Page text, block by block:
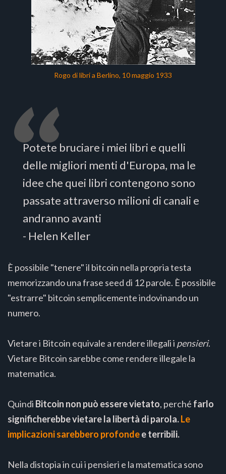
Rogo di libri a Berlino, 10 maggio 1933
Potete bruciare i miei libri e quelli
delle migliori menti d'Europa, ma le
idee che quei libri contengono sono
passate attraverso milioni di canali e
andranno avanti
- Helen Keller
È possibile "tenere" il bitcoin nella propria testa
memorizzando una frase seed di 12 parole. È possibile
"estrarre" bitcoin semplicemente indovinando un
numero.
Vietare i Bitcoin equivale a rendere illegali i pensieri.
Vietare Bitcoin sarebbe come rendere illegale la
matematica.
Quindi Bitcoin non può essere vietato, perché farlo
significherebbe vietare la libertà di parola.Le
implicazioni sarebbero profondee terribili.
Nella distopia in cui i pensieri e la matematica sono